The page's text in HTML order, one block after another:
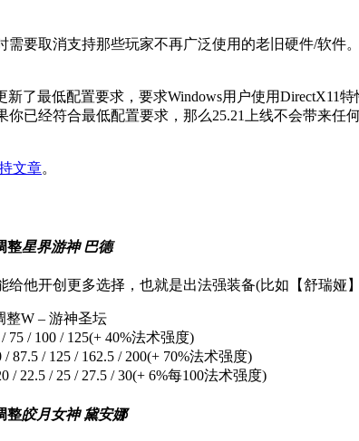
取消支持那些玩家不再广泛使用的老旧硬件/软件
最低配置要求，要求Windows用户使用DirectX11
已经符合最低配置要求，那么25.21上线不会带来任
文章。
星界游神 巴德
开创更多选择，也就是出法强装备(比如【舒瑞娅
W – 游神圣坛
/ 100 / 125(+ 40%法术强度)
/ 125 / 162.5 / 200(+ 70%法术强度)
/ 25 / 27.5 / 30(+ 6%每100法术强度)
皎月女神 黛安娜